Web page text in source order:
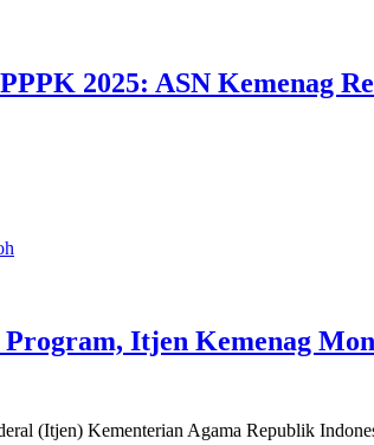
2025: ASN Kemenag
Itjen Kemenag
(Itjen) Kementerian Agama Republik